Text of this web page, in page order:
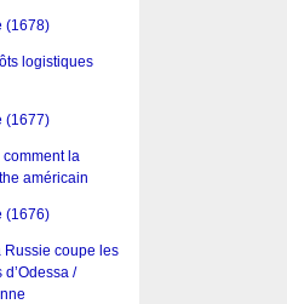
(1678)
logistiques
(1677)
la
américain
(1676)
Russie coupe les
/